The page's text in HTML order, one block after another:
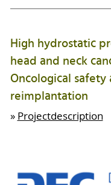
High hydrostatic
head and neck
Oncological
reimplantation
» Projectdescription